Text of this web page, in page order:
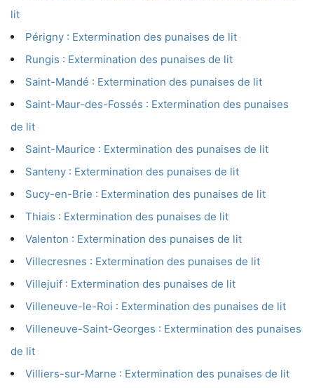
lit
Périgny : Extermination des punaises de lit
Rungis : Extermination des punaises de lit
Saint-Mandé : Extermination des punaises de lit
Saint-Maur-des-Fossés : Extermination des punaises
de lit
Saint-Maurice : Extermination des punaises de lit
Santeny : Extermination des punaises de lit
Sucy-en-Brie : Extermination des punaises de lit
Thiais : Extermination des punaises de lit
Valenton : Extermination des punaises de lit
Villecresnes : Extermination des punaises de lit
Villejuif : Extermination des punaises de lit
Villeneuve-le-Roi : Extermination des punaises de lit
Villeneuve-Saint-Georges : Extermination des punaises
de lit
Villiers-sur-Marne : Extermination des punaises de lit